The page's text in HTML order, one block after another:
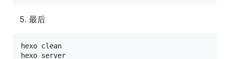
最后
hexo clean